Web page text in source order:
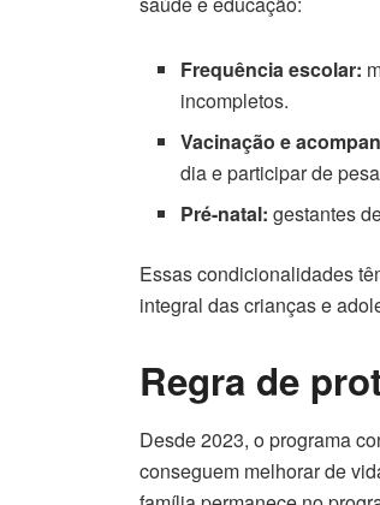
Frequência escolar:
incompletos.
Vacinação e
dia e participar de
Pré-natal: gestantes
Essas condicionalidades
integral das crianças e
Regra de
Desde 2023, o programa
conseguem melhorar de